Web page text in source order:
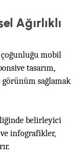
Ağırlıklı
çoğunluğu mobil
tasarım,
sağlamak
belirleyici
infografikler,